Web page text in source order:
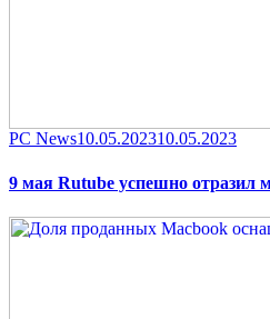
Category
PC NewsPosted
10.05.202310.05.2023
9 мая Rutube успешно отразил